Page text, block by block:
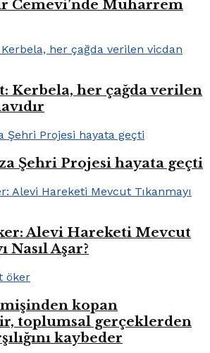
Cemevi’nde Muharrem
Kerbela, her çağda verilen
Şehri Projesi hayata geçti
Alevi Hareketi Mevcut
Nasıl Aşar?
kopan
toplumsal gerçeklerden
kaybeder